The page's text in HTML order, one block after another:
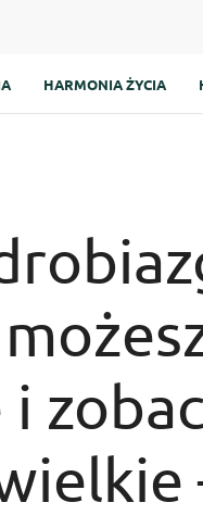
HARMONIA ŻYCIA